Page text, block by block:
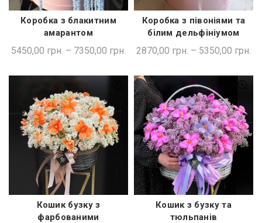
ШВИДКА ПОКУПКА
Коробка з блакитним
амарантом
5450,00 грн. – 7350,00 грн.
ШВИДКА ПОКУПКА
Коробка з півоніями та
білим дельфініумом
2870,00 грн. – 5350,00 грн.
ШВИДКА ПОКУПКА
Кошик бузку з
фарбованими
ШВИДКА ПОКУПКА
Кошик з бузку та
тюльпанів